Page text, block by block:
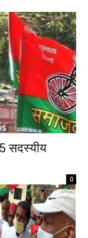
सदस्यीय
0